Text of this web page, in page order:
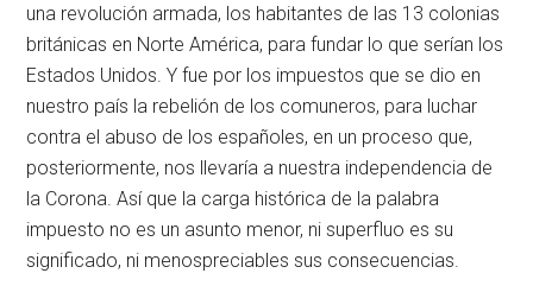
una revolución armada, los habitantes de las 13 colonias
británicas en Norte América, para fundar lo que serían los
Estados Unidos. Y fue por los impuestos que se dio en
nuestro país la rebelión de los comuneros, para luchar
contra el abuso de los españoles, en un proceso que,
posteriormente, nos llevaría a nuestra independencia de
la Corona. Así que la carga histórica de la palabra
impuesto no es un asunto menor, ni superfluo es su
significado, ni menospreciables sus consecuencias.